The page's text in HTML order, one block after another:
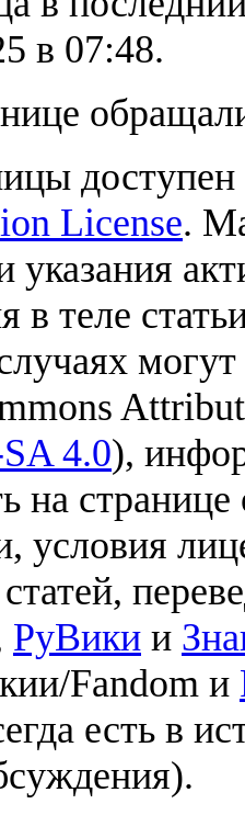
в 07:48.
License.
указания
в теле
4.0),
на
условия
РуВики и
Fandom и
есть в